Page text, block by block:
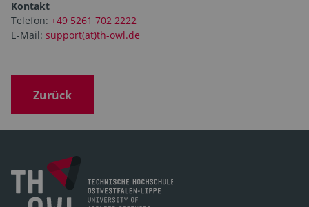
Kontakt
Telefon: +49 5261 702 2222
E-Mail: support(at)th-owl.de
Zurück